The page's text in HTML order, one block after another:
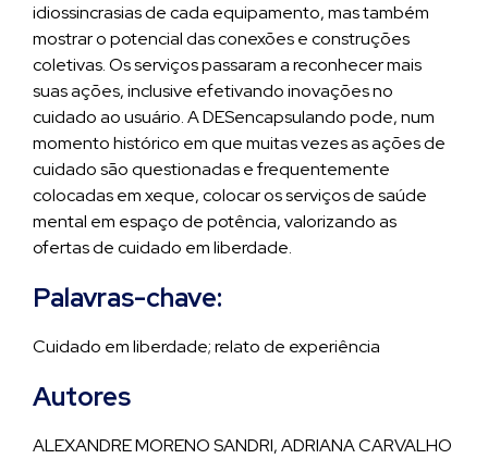
idiossincrasias de cada equipamento, mas também
mostrar o potencial das conexões e construções
coletivas. Os serviços passaram a reconhecer mais
suas ações, inclusive efetivando inovações no
cuidado ao usuário. A DESencapsulando pode, num
momento histórico em que muitas vezes as ações de
cuidado são questionadas e frequentemente
colocadas em xeque, colocar os serviços de saúde
mental em espaço de potência, valorizando as
ofertas de cuidado em liberdade.
Palavras-chave:
Cuidado em liberdade; relato de experiência
Autores
ALEXANDRE MORENO SANDRI, ADRIANA CARVALHO